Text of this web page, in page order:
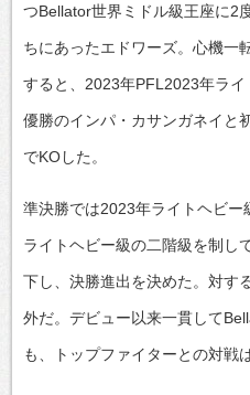
つBellator世界ミドル級王座に2
ちにあったエドワーズ。心機一
すると、2023年PFL2023年ラ
優勝のインパ・カサンガネイと
でKOした。
準決勝では2023年ライトヘビー
ライトヘビー級の二階級を制し
下し、決勝進出を決めた。対す
外だ。デビュー以来一貫して
も、トップファイターとの対戦